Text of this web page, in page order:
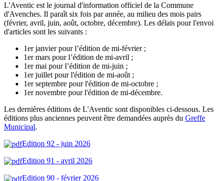
L'Aventic est le journal d'information officiel de la Commune
d'Avenches. Il paraît six fois par année, au milieu des mois pairs
(février, avril, juin, août, octobre, décembre). Les délais pour l'envoi
d'articles sont les suivants :
1er janvier pour l’édition de mi-février ;
1er mars pour l’édition de mi-avril ;
1er mai pour l’édition de mi-juin ;
1er juillet pour l'édition de mi-août ;
1er septembre pour l'édition de mi-octobre ;
1er novembre pour l'édition de mi-décembre.
Les dernières éditions de L'Aventic sont disponibles ci-dessous. Les
éditions plus anciennes peuvent être demandées auprès du Greffe
Municipal.
Edition 92 - juin 2026
Edition 91 - avril 2026
Edition 90 - février 2026